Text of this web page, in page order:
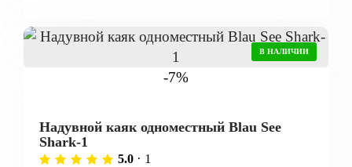
-7%
В НАЛИЧИИ
Надувной каяк одноместный Blau See
Shark-1
5.0 · 1